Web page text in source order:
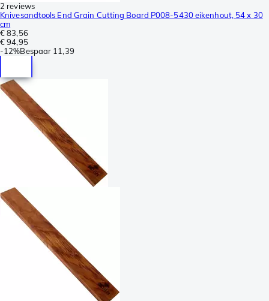
2 reviews
Knivesandtools End Grain Cutting Board P008-5430 eikenhout, 54 x 30
cm
€ 83,56
€ 94,95
-12%Bespaar 11,39